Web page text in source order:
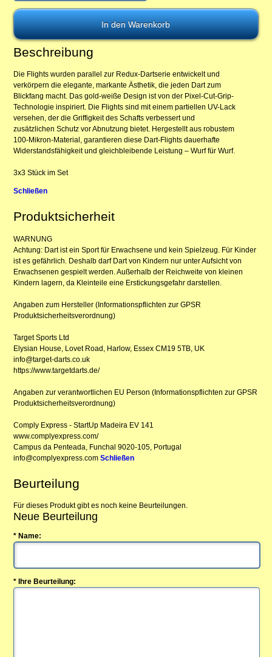
Beschreibung
Die Flights wurden parallel zur Redux-Dartserie entwickelt und
verkörpern die elegante, markante Ästhetik, die jeden Dart zum
Blickfang macht. Das gold-weiße Design ist von der Pixel-Cut-Grip-
Technologie inspiriert. Die Flights sind mit einem partiellen UV-Lack
versehen, der die Griffigkeit des Schafts verbessert und
zusätzlichen Schutz vor Abnutzung bietet. Hergestellt aus robustem
100-Mikron-Material, garantieren diese Dart-Flights dauerhafte
Widerstandsfähigkeit und gleichbleibende Leistung – Wurf für Wurf.
3x3 Stück im Set
Schließen
Produktsicherheit
WARNUNG
Achtung: Dart ist ein Sport für Erwachsene und kein Spielzeug. Für Kinder
ist es gefährlich. Deshalb darf Dart von Kindern nur unter Aufsicht von
Erwachsenen gespielt werden. Außerhalb der Reichweite von kleinen
Kindern lagern, da Kleinteile eine Erstickungsgefahr darstellen.
Angaben zum Hersteller (Informationspflichten zur GPSR
Produktsicherheitsverordnung)
Target Sports Ltd
Elysian House, Lovet Road, Harlow, Essex CM19 5TB, UK
info@target-darts.co.uk
https://www.targetdarts.de/
Angaben zur verantwortlichen EU Person (Informationspflichten zur GPSR
Produktsicherheitsverordnung)
Comply Express - StartUp Madeira EV 141
www.complyexpress.com/
Campus da Penteada, Funchal 9020-105, Portugal
info@complyexpress.comSchließen
Beurteilung
Für dieses Produkt gibt es noch keine Beurteilungen.
Neue Beurteilung
* Name:
* Ihre Beurteilung: